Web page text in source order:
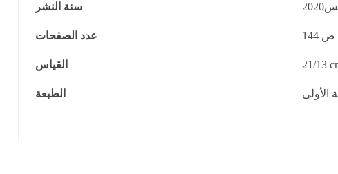
سنة النشر
عدد الصفحات 144 ص
القياس 21/13
الطبعة الأولى